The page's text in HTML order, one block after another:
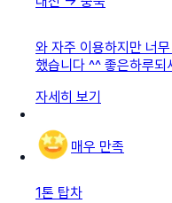
와 자주 이용하지만 너
했습니다 ^^ 좋은하루되
자세히 보기
매우 만족
1톤 탑차